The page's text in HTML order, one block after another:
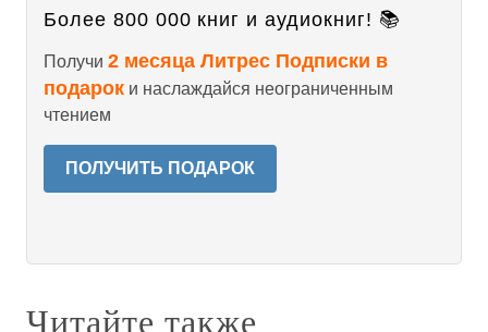
Более 800 000 книг и аудиокниг! 📚
Получи 2 месяца Литрес Подписки в
подарок и наслаждайся неограниченным
чтением
ПОЛУЧИТЬ ПОДАРОК
Читайте также